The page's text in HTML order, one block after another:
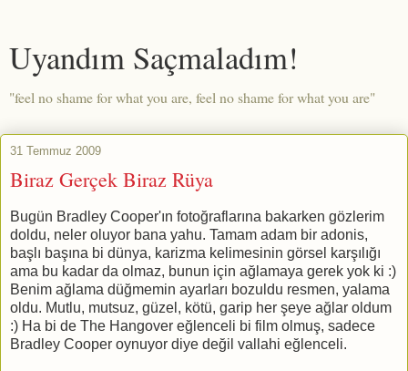
Uyandım Saçmaladım!
"feel no shame for what you are, feel no shame for what you are"
31 Temmuz 2009
Biraz Gerçek Biraz Rüya
Bugün Bradley Cooper'ın fotoğraflarına bakarken gözlerim
doldu, neler oluyor bana yahu. Tamam adam bir adonis,
başlı başına bi dünya, karizma kelimesinin görsel karşılığı
ama bu kadar da olmaz, bunun için ağlamaya gerek yok ki :)
Benim ağlama düğmemin ayarları bozuldu resmen, yalama
oldu. Mutlu, mutsuz, güzel, kötü, garip her şeye ağlar oldum
:) Ha bi de The Hangover eğlenceli bi film olmuş, sadece
Bradley Cooper oynuyor diye değil vallahi eğlenceli.